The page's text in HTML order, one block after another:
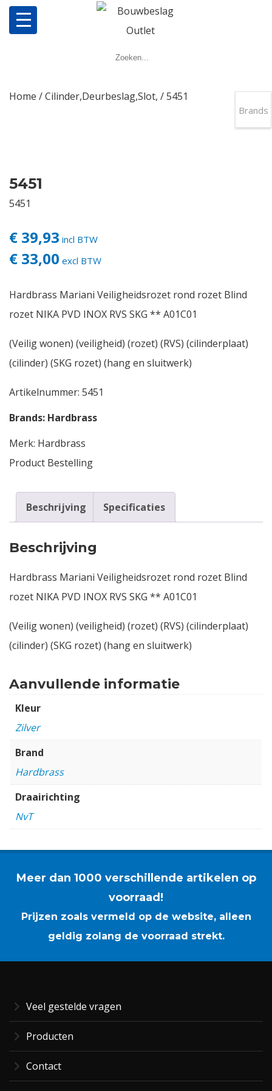
Producten
Veel gestelde vragen
Home /Cilinder,Deurbeslag,Slot, / 5451
5451
5451
€ 39,93 incl BTW
€ 33,00 excl BTW
Hardbrass Mariani Veiligheidsrozet rond rozet Blind
rozet NIKA PVD INOX RVS SKG ** A01C01
(Veilig wonen) (veiligheid) (rozet) (RVS) (cilinderplaat)
(cilinder) (SKG rozet) (hang en sluitwerk)
Artikelnummer: 5451
Brands: Hardbrass
Merk: Hardbrass
Product Bestelling
Beschrijving Specificaties
Beschrijving
Hardbrass Mariani Veiligheidsrozet rond rozet Blind
rozet NIKA PVD INOX RVS SKG ** A01C01
(Veilig wonen) (veiligheid) (rozet) (RVS) (cilinderplaat)
(cilinder) (SKG rozet) (hang en sluitwerk)
Aanvullende informatie
Kleur
Zilver
Brand
Hardbrass
Draairichting
NvT
Meer dan 1000 verschillende artikelen op
voorraad!
Prijzen zoals vermeld op de website, alleen
geldig zolang de voorraad strekt.
Veel gestelde vragen
Producten
Contact
Brands